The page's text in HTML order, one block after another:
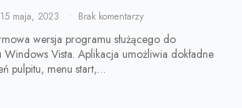
15 maja, 2023 Brak komentarzy
wersja programu służącego do
Windows Vista. Aplikacja umożliwia dokładne
pulpitu, menu start,…